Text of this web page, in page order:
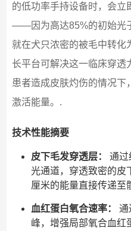
的低功率手持设备时，会立
——因为高达85%的初始光
就在犬只浓密的被毛中转化
长平台可解决这一临床穿透
患者造成皮肤灼伤的情况下
激活能量。.
技术性能摘要
皮下毛发穿透层：
通过
光通道，穿透致密的皮
厘米的能量直接传递至
血红蛋白氧合速率：
通
峰，增强局部氧合血红